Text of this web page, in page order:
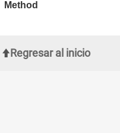
Regresar al inicio